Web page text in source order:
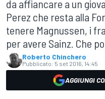
da affiancare a un
Perez che resta alla
tenere Magnussen, i
per avere Sainz. Che
Roberto Chinchero
Pubblicato: 5 set 2016, 14:45
AGGIUNGI